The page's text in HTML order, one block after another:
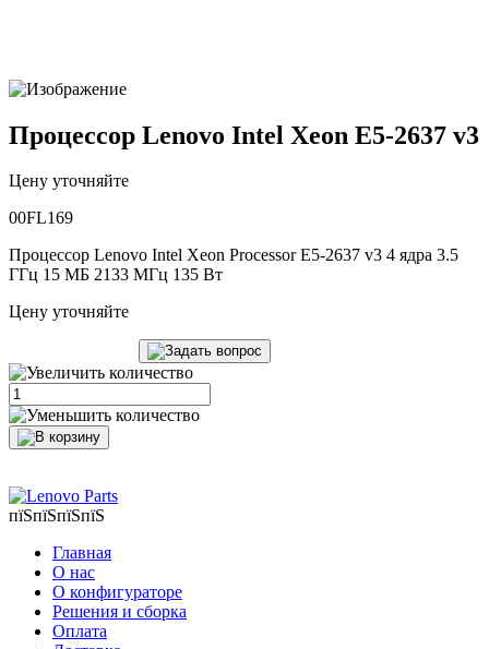
Процессор Lenovo Intel Xeon E5-2637 v3
Цену уточняйте
00FL169
Процессор Lenovo Intel Xeon Processor E5-2637 v3 4 ядра 3.5
ГГц 15 МБ 2133 МГц 135 Вт
Цену уточняйте
пїЅпїЅпїЅпїЅ
Главная
О нас
О конфигураторе
Решения и сборка
Оплата